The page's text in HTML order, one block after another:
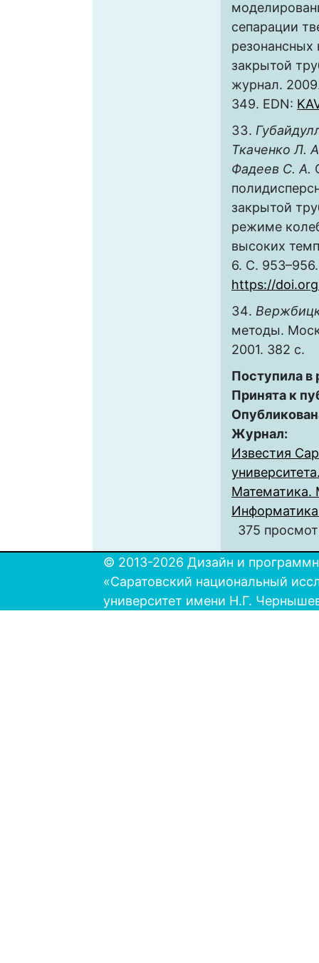
сепарации
резонансных
закрытой
журнал.
349. EDN:
Ткаченко Л.
Фадеев С. А.
закрытой
режиме
высоких
6. С.
https://
методы.
2001. 382 с.
Поступила
Принята к
Журнал:
Известия
Математика.
375
© 2013-2026 Дизайн и
«Саратовский национальный
университет имени Н.Г.